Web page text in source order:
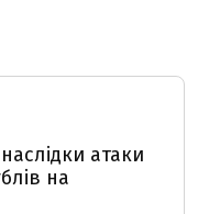
атаки
на